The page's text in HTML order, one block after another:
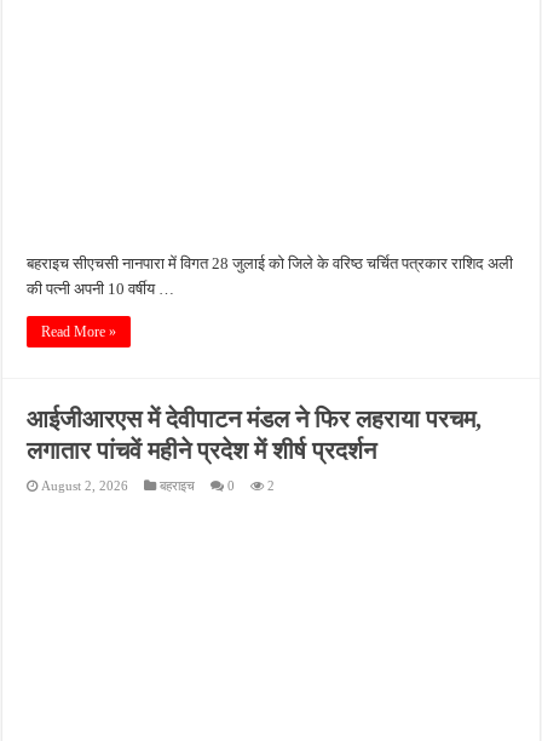
बहराइच सीएचसी नानपारा में विगत 28 जुलाई को जिले के वरिष्ठ चर्चित पत्रकार राशिद अली
की पत्नी अपनी 10 वर्षीय …
Read More »
आईजीआरएस में देवीपाटन मंडल ने फिर लहराया परचम,
लगातार पांचवें महीने प्रदेश में शीर्ष प्रदर्शन
August 2, 2026 बहराइच 0 2